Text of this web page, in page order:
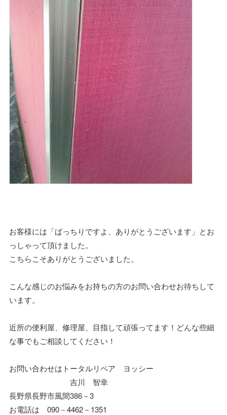
お客様には「ばっちりですよ、ありがとうございます」とお
っしゃって頂けました。
こちらこそありがとうございました。
こんな感じのお悩みをお持ちの方のお問い合わせお待ちして
います。
近所の便利屋、修理屋、目指して頑張ってます！どんな些細
な事でもご相談してください！
お問い合わせはトータルリペア ヨッシー
吉川 智幸
長野県長野市風間386－3
お電話は 090－4462－1351